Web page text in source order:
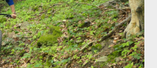
méně než bývá zvykem
méně než bývá zvykem